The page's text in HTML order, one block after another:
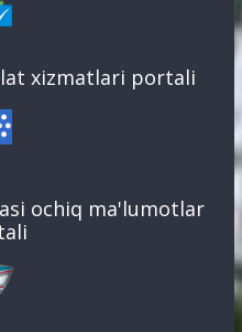
xizmatlari portali
ochiq ma'lumotlar